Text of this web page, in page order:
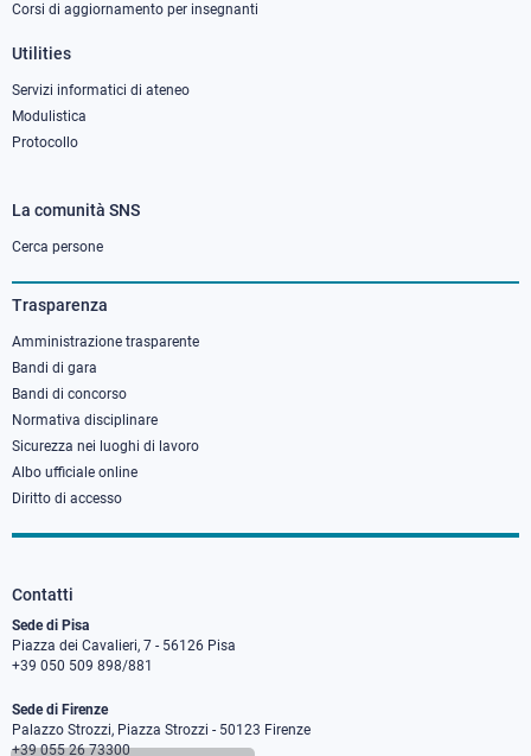
Corsi di aggiornamento per insegnanti
Utilities
Servizi informatici di ateneo
Modulistica
Protocollo
Footer
column
3
La comunità SNS
Cerca persone
Trasparenza
Amministrazione trasparente
Bandi di gara
Bandi di concorso
Normativa disciplinare
Sicurezza nei luoghi di lavoro
Albo ufficiale online
Diritto di accesso
Contatti
Sede di Pisa
Piazza dei Cavalieri, 7 - 56126 Pisa
+39 050 509 898/881
Sede di Firenze
Palazzo Strozzi, Piazza Strozzi - 50123 Firenze
+39 055 26 73300